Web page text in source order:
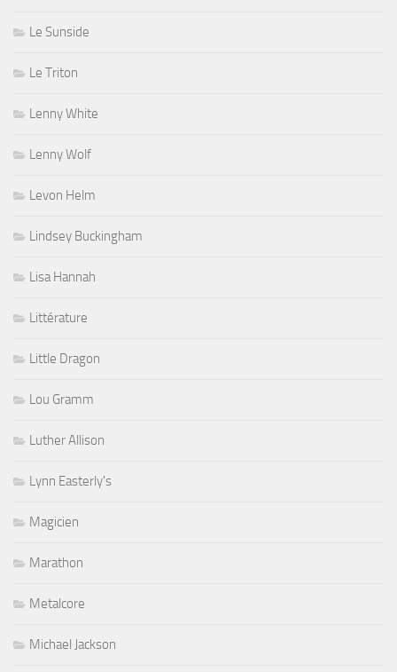
Le Sunside
Le Triton
Lenny White
Lenny Wolf
Levon Helm
Lindsey Buckingham
Lisa Hannah
Littérature
Little Dragon
Lou Gramm
Luther Allison
Lynn Easterly's
Magicien
Marathon
Metalcore
Michael Jackson